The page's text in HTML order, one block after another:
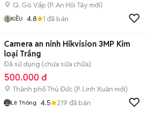
Q. Gò Vấp (P. An Hội Tây mới)
KIỀU 4.8 1 đã bán
Camera an ninh Hikvision 3MP Kim
loại Trắng
Đã sử dụng (chưa sửa chữa)
500.000 đ
Thành phố Thủ Đức (P. Linh Xuân mới)
Lê Thông 4.5 219 đã bán